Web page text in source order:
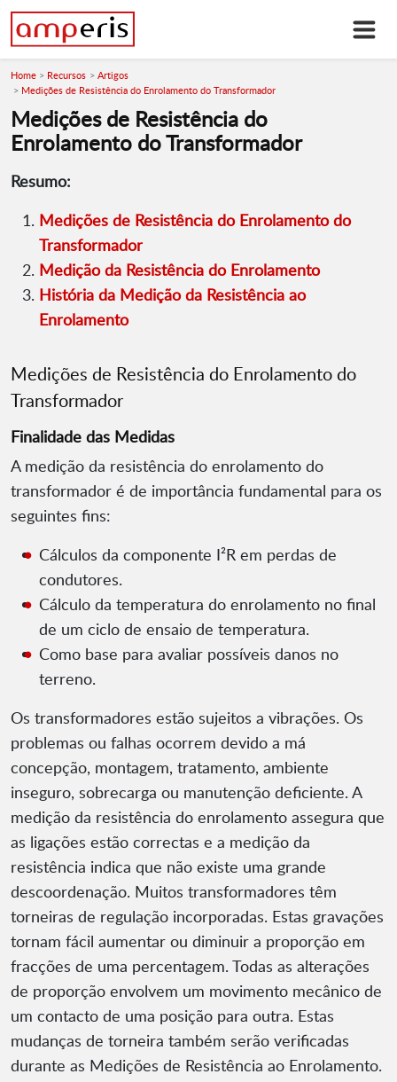
Home Recursos
Artigos
Medições de Resistência do Enrolamento do Transformador
Medições de Resistência do
Enrolamento do Transformador
Resumo:
Medições de Resistência do Enrolamento do
Transformador
Medição da Resistência do Enrolamento
História da Medição da Resistência ao
Enrolamento
Medições de Resistência do Enrolamento do
Transformador
Finalidade das Medidas
A medição da resistência do enrolamento do
transformador é de importância fundamental para os
seguintes fins:
Cálculos da componente I²R em perdas de
condutores.
Cálculo da temperatura do enrolamento no final
de um ciclo de ensaio de temperatura.
Como base para avaliar possíveis danos no
terreno.
Os transformadores estão sujeitos a vibrações. Os
problemas ou falhas ocorrem devido a má
concepção, montagem, tratamento, ambiente
inseguro, sobrecarga ou manutenção deficiente. A
medição da resistência do enrolamento assegura que
as ligações estão correctas e a medição da
resistência indica que não existe uma grande
descoordenação. Muitos transformadores têm
torneiras de regulação incorporadas. Estas gravações
tornam fácil aumentar ou diminuir a proporção em
fracções de uma percentagem. Todas as alterações
de proporção envolvem um movimento mecânico de
um contacto de uma posição para outra. Estas
mudanças de torneira também serão verificadas
durante as Medições de Resistência ao Enrolamento.